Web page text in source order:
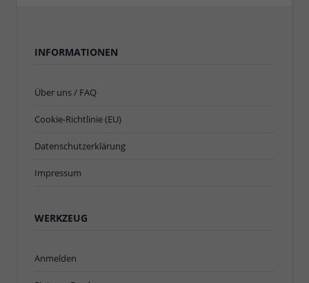
INFORMATIONEN
Über uns / FAQ
Cookie-Richtlinie (EU)
Datenschutzerklärung
Impressum
WERKZEUG
Anmelden